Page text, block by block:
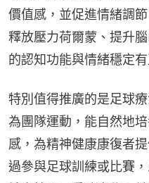
價值感，並促進情緒調
釋放壓力荷爾蒙、提升
的認知功能與情緒穩定有
特別值得推廣的是足球
為團隊運動，能自然地
感，為精神健康康復者
過參與足球訓練或比賽